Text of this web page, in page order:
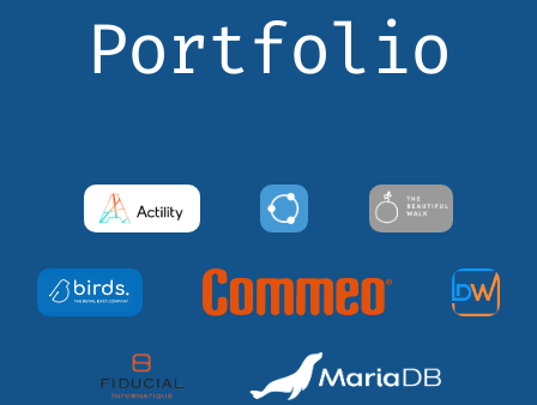
Portfolio